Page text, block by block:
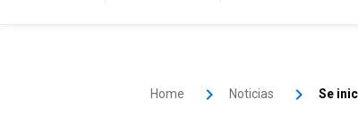
Home Noticias Se